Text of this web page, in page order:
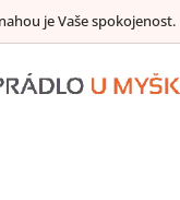
je Vaše spokojenost.